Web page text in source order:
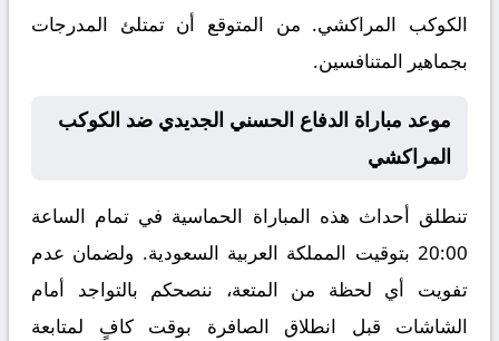
الكوكب المراكشي. من المتوقع أن تمتلئ المدرجات
بجماهير المتنافسين.
موعد مباراة الدفاع الحسني الجديدي ضد الكوكب
المراكشي
تنطلق أحداث هذه المباراة الحماسية في تمام الساعة
20:00 بتوقيت المملكة العربية السعودية. ولضمان عدم
تفويت أي لحظة من المتعة، ننصحكم بالتواجد أمام
الشاشات قبل انطلاق الصافرة بوقت كافٍ لمتابعة